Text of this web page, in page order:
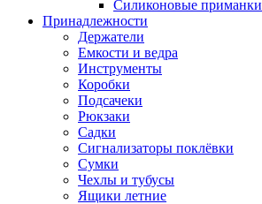
Силиконовые приманки
Принадлежности
Держатели
Емкости и ведра
Инструменты
Коробки
Подсачеки
Рюкзаки
Садки
Сигнализаторы поклёвки
Сумки
Чехлы и тубусы
Ящики летние